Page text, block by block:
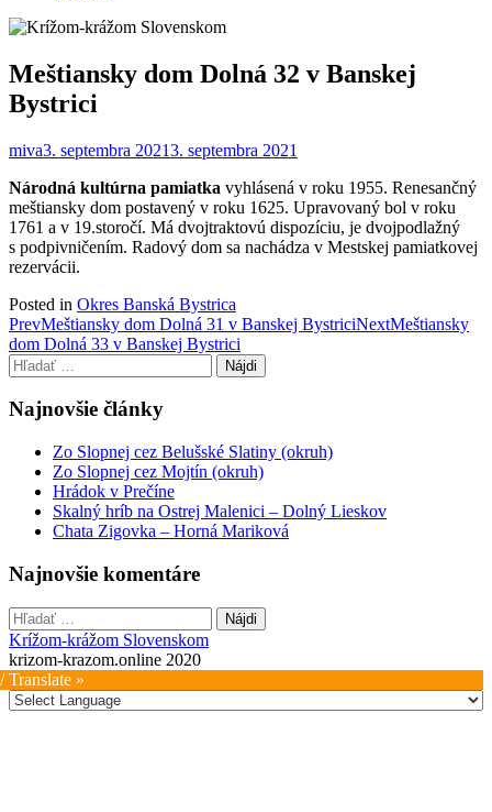
Meštiansky dom Dolná 32 v Banskej
Bystrici
miva3. septembra 20213. septembra 2021
Národná kultúrna pamiatka vyhlásená v roku 1955. Renesančný
meštiansky dom postavený v roku 1625. Upravovaný bol v roku
1761 a v 19.storočí. Má dvojtraktovú dispozíciu, je dvojpodlažný
s podpivničením. Radový dom sa nachádza v Mestskej pamiatkovej
rezervácii.
Posted in Okres Banská Bystrica
Post
navigation
PrevMeštiansky dom Dolná 31 v Banskej BystriciNextMeštiansky
dom Dolná 33 v Banskej Bystrici
Hľadať:
Najnovšie články
Zo Slopnej cez Belušské Slatiny (okruh)
Zo Slopnej cez Mojtín (okruh)
Hrádok v Prečíne
Skalný hríb na Ostrej Malenici – Dolný Lieskov
Chata Zigovka – Horná Mariková
Najnovšie komentáre
Hľadať:
Krížom-krážom Slovenskom
krizom-krazom.online 2020
Translate »